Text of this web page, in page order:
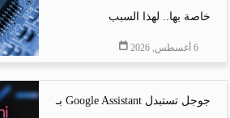
خاصة بها.. لهذا السبب
6 أغسطس, 2026
جوجل تستبدل Google Assistant بـ